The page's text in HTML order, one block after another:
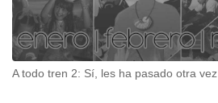
A todo tren 2: Sí, les ha pasado otra vez